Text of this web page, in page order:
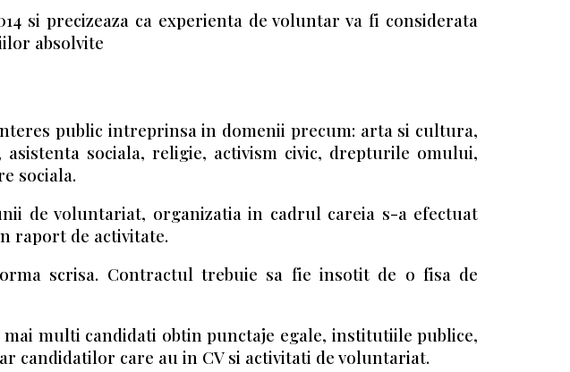
si precizeaza ca experienta de voluntar va fi considerata
absolvite
public intreprinsa in domenii precum: arta si cultura,
sociala, religie, activism civic, drepturile omului,
sociala.
de voluntariat, organizatia in cadrul careia s-a efectuat
raport de activitate.
scrisa. Contractul trebuie sa fie insotit de o fisa de
multi candidati obtin punctaje egale, institutiile publice,
candidatilor care au in CV si activitati de voluntariat.